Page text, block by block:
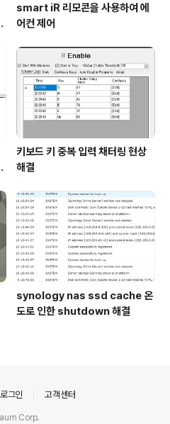
smart iR 리모콘을 사용하여 에
어컨 제어
키보드 키 중복 입력 채터링 현상
해결
synology nas ssd cache 온
도로 인한 shutdown 해결
로그인 고객센터
Corp.